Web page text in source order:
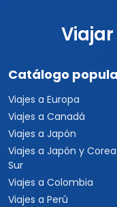
Catálogo
Viajes a Europa
Viajes a Canadá
Viajes a Japón
Viajes a Japón y
Sur
Viajes a Colombia
Viajes a Perú